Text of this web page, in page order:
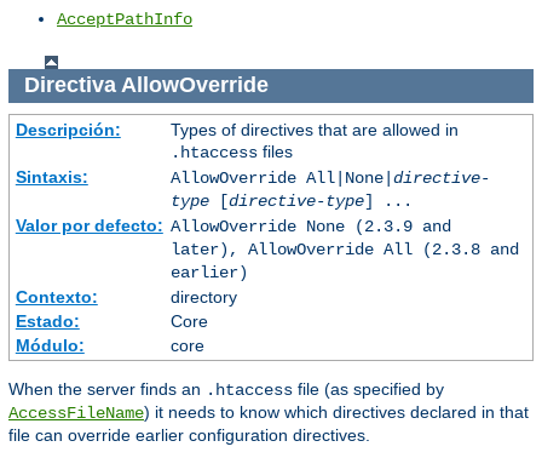
AcceptPathInfo
Directiva AllowOverride
Descripción:
Types of directives that are allowed in
.htaccessfiles
Sintaxis:
AllowOverride All|None| directive-
type[directive-type] ...
Valor por defecto: AllowOverride None (2.3.9 and
later), AllowOverride All (2.3.8 and
earlier)
Contexto:
directory
Estado:
Core
Módulo:
core
When the server finds an .htaccess file (as specified by
AccessFileName) it needs to know which directives declared in that
file can override earlier configuration directives.